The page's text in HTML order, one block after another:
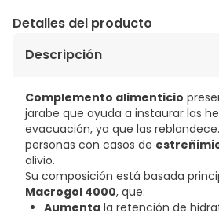
Detalles del producto
Descripción
Complemento alimenticio
jarabe que ayuda a instaurar las
evacuación, ya que las
personas con casos de
alivio.
Su composición está basada
Macrogol 4000, que:
Aumenta la retención de